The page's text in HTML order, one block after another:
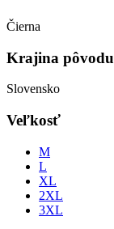
Čierna
Krajina pôvodu
Slovensko
Veľkosť
M
L
XL
2XL
3XL